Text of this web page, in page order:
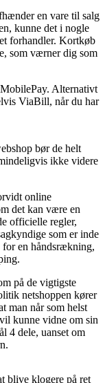
en vare til salg
kunne det i nogle
forhandler. Kortkøb
som værner dig som
Alternativt
ViaBill, når du har
bør de helt
ikke videre
online
det kan være en
officielle regler,
som er inde
en håndsrækning,
på de vigtigste
netshoppen kører
man når som helst
kunne vidne om sin
4 dele, uanset om
blive klogere på ret